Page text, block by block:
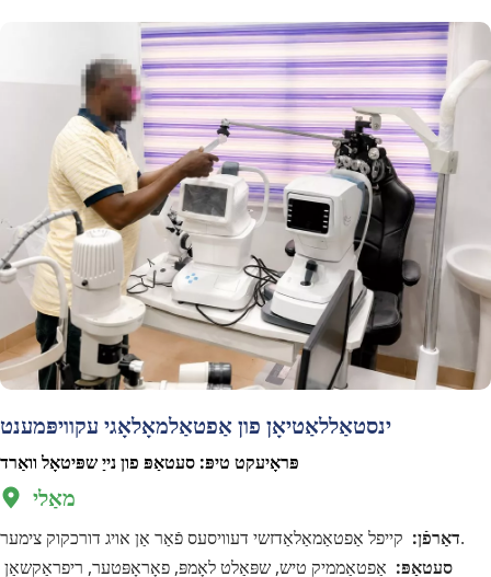
ינסטאַללאַטיאָן פון אַפטאַלמאָלאָגי עקוויפּמענט
פּראָיעקט טיפּ: סעטאַפּ פון נייַ שפּיטאָל וואַרד

דאַרפֿן: קייפל אַפטאַמאַלאַדזשי דעוויסעס פֿאַר אַן אויג דורכקוק צימער.
סעטאַפּ: